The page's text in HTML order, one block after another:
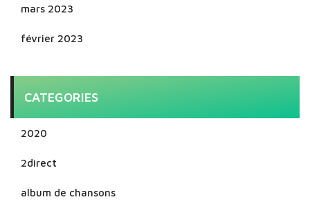
mars 2023
février 2023
CATEGORIES
2020
2direct
album de chansons